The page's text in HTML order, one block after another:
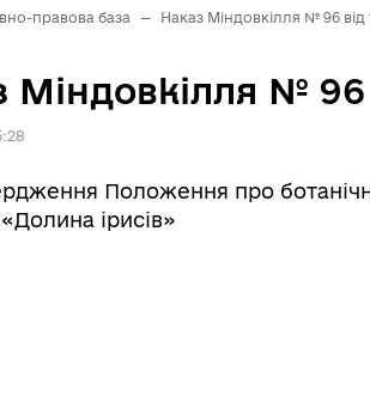
правова база — Наказ Міндовкілля № 96 від
Міндовкілля № 96
Положення про
ірисів»